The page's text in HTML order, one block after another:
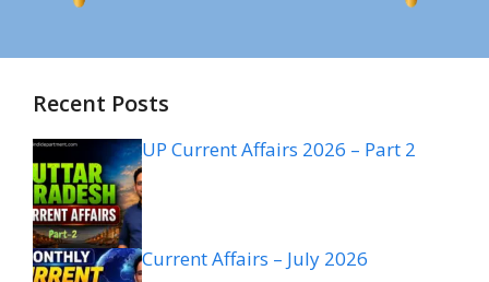
Recent Posts
UP Current Affairs 2026 – Part 2
Current Affairs – July 2026